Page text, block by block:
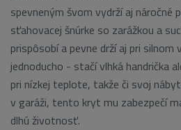
spevneným švom vydrží aj náročné
sťahovacej šnúrke so zarážkou a
prispôsobí a pevne drží aj pri silnom
jednoducho - stačí vlhká handrička
pri nízkej teplote, takže či svoj
v garáži, tento kryt mu zabezpečí
dlhú životnosť.